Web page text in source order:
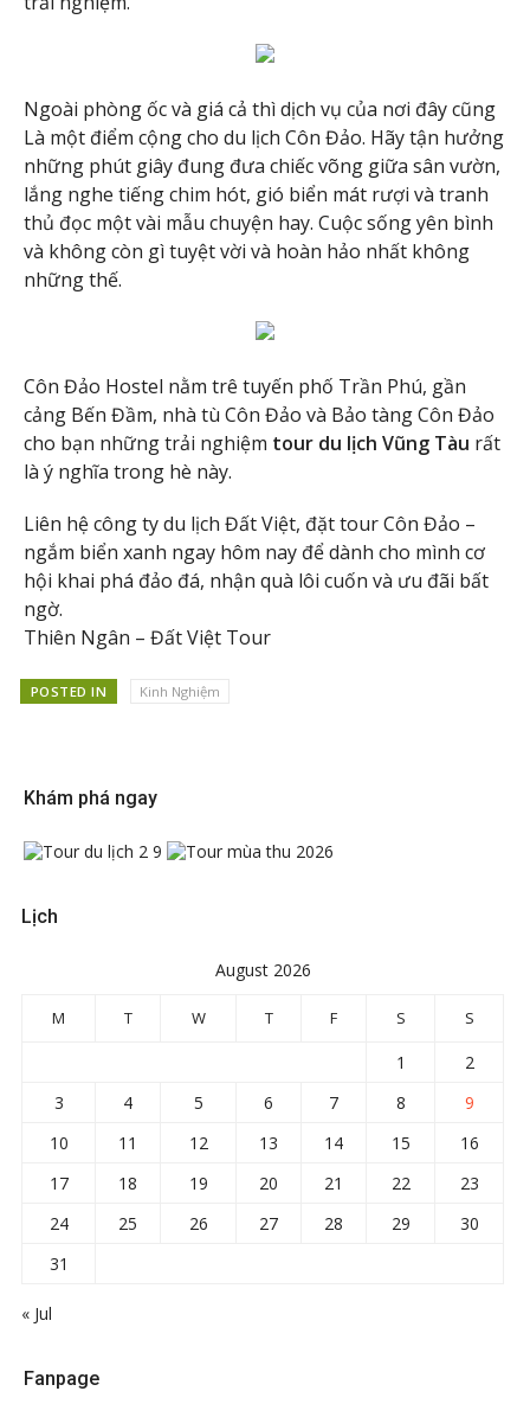
Ngoài phòng ốc và giá cả thì dịch vụ của nơi đây cũng
Là một điểm cộng cho du lịch Côn Đảo. Hãy tận hưởng
những phút giây đung đưa chiếc võng giữa sân vườn,
lắng nghe tiếng chim hót, gió biển mát rượi và tranh
thủ đọc một vài mẫu chuyện hay. Cuộc sống yên bình
và không còn gì tuyệt vời và hoàn hảo nhất không
những thế.
Côn Đảo Hostel nằm trê tuyến phố Trần Phú, gần
cảng Bến Đầm, nhà tù Côn Đảo và Bảo tàng Côn Đảo
cho bạn những trải nghiệm tour du lịch Vũng Tàu rất
là ý nghĩa trong hè này.
Liên hệ công ty du lịch Đất Việt, đặt tour Côn Đảo –
ngắm biển xanh ngay hôm nay để dành cho mình cơ
hội khai phá đảo đá, nhận quà lôi cuốn và ưu đãi bất
ngờ.
Thiên Ngân – Đất Việt Tour
POSTED IN Kinh Nghiệm
Khám phá ngay
Lịch
August 2026
M T W T F S S
1
2
3
4 5 6 7 8
9
10
11 12 13 14 15
16
17
18 19 20 21 22
23
24
25 26 27 28 29
30
31
« Jul
Fanpage